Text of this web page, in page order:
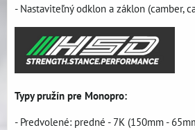
- Nastaviteľný odklon a záklon (camber,
Typy pružín pre Monopro:
- Predvolené: predné - 7K (150mm -